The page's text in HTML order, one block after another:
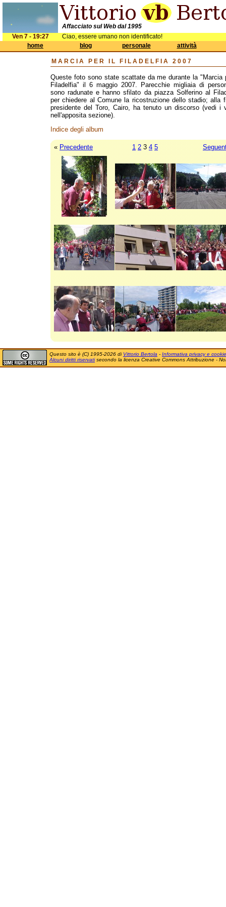
Affacciato sul Web dal 1995
Ven 7 - 19:27
Ciao, essere umano non identificato!
home
blog personale attività
MARCIA PER IL FILADELFIA 2007
Queste foto sono state scattate da me durante la "Marcia
Filadelfia" il 6 maggio 2007. Parecchie migliaia di
sono radunate e hanno sfilato da piazza Solferino al
per chiedere al Comune la ricostruzione dello stadio; alla
presidente del Toro, Cairo, ha tenuto un discorso (vedi i
nell'apposita sezione).
Indice degli album
« Precedente 1 2 3 4 5
Questo sito è (C) 1995-2026 di Vittorio Bertola - Informativa privacy e cookie
Alcuni diritti riservatisecondo la licenza Creative Commons Attribuzione -